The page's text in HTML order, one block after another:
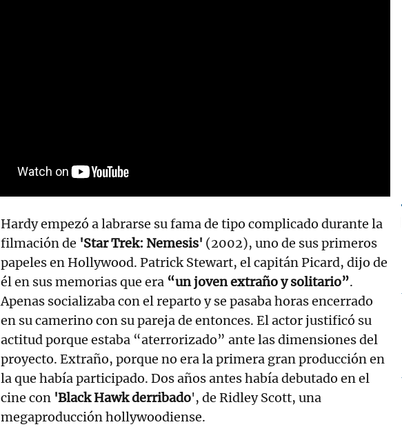
Hardy empezó a labrarse su fama de tipo complicado durante la
filmación de 'Star Trek: Nemesis' (2002), uno de sus primeros
papeles en Hollywood. Patrick Stewart, el capitán Picard, dijo de
él en sus memorias que era “un joven extraño y solitario”.
Apenas socializaba con el reparto y se pasaba horas encerrado
en su camerino con su pareja de entonces. El actor justificó su
actitud porque estaba “aterrorizado” ante las dimensiones del
proyecto. Extraño, porque no era la primera gran producción en
la que había participado. Dos años antes había debutado en el
cine con 'Black Hawk derribado', de Ridley Scott, una
megaproducción hollywoodiense.